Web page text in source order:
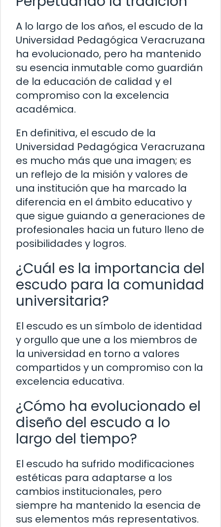
A lo largo de los años, el escudo de la
Universidad Pedagógica Veracruzana
ha evolucionado, pero ha mantenido
su esencia inmutable como guardián
de la educación de calidad y el
compromiso con la excelencia
académica.
En definitiva, el escudo de la
Universidad Pedagógica Veracruzana
es mucho más que una imagen; es
un reflejo de la misión y valores de
una institución que ha marcado la
diferencia en el ámbito educativo y
que sigue guiando a generaciones de
profesionales hacia un futuro lleno de
posibilidades y logros.
¿Cuál es la importancia del
escudo para la comunidad
universitaria?
El escudo es un símbolo de identidad
y orgullo que une a los miembros de
la universidad en torno a valores
compartidos y un compromiso con la
excelencia educativa.
¿Cómo ha evolucionado el
diseño del escudo a lo
largo del tiempo?
El escudo ha sufrido modificaciones
estéticas para adaptarse a los
cambios institucionales, pero
siempre ha mantenido la esencia de
sus elementos más representativos.